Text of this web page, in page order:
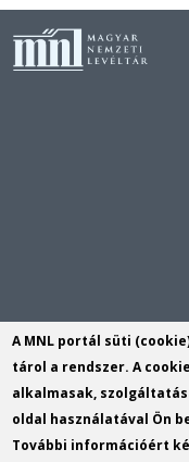
A MNL portál süti
tárol a rendszer. A
alkalmasak,
oldal használatával Ön
További információért